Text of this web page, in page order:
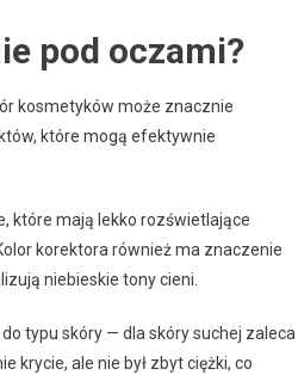
pod oczami?
kosmetyków może znacznie
które mogą efektywnie
które mają lekko rozświetlające
korektora również ma znaczenie
niebieskie tony cieni.
typu skóry — dla skóry suchej zaleca
krycie, ale nie był zbyt ciężki, co